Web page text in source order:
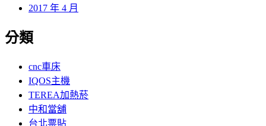
2017 年 4 月
分類
cnc車床
IQOS主機
TEREA加熱菸
中和當舖
台北票貼